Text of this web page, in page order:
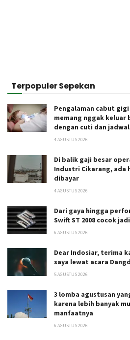
Terpopuler Sepekan
Pengalaman cabut
memang nggak keluar
dengan cuti dan
4 AGUSTUS 2026
Di balik gaji besar
Industri Cikarang, ada
dibayar
4 AGUSTUS 2026
Dari gaya hingga
Swift ST 2008 cocok
6 AGUSTUS 2026
Dear Indosiar, terima
saya lewat acara
5 AGUSTUS 2026
3 lomba agustusan
karena lebih banyak
manfaatnya
6 AGUSTUS 2026